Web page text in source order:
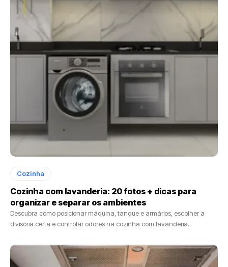
Cozinha
Cozinha com lavanderia: 20 fotos + dicas para
organizar e separar os ambientes
Descubra como posicionar máquina, tanque e armários, escolher a
divisória certa e controlar odores na cozinha com lavanderia.